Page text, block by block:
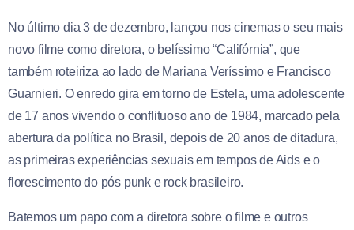
No último dia 3 de dezembro, lançou nos cinemas o seu mais
novo filme como diretora, o belíssimo “Califórnia”, que
também roteiriza ao lado de Mariana Veríssimo e Francisco
Guarnieri. O enredo gira em torno de Estela, uma adolescente
de 17 anos vivendo o conflituoso ano de 1984, marcado pela
abertura da política no Brasil, depois de 20 anos de ditadura,
as primeiras experiências sexuais em tempos de Aids e o
florescimento do pós punk e rock brasileiro.
Batemos um papo com a diretora sobre o filme e outros